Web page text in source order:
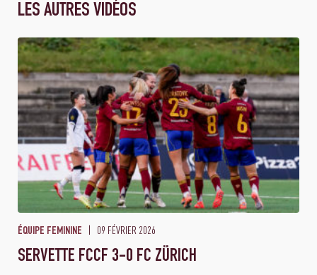
LES AUTRES VIDÉOS
ÉQUIPE FEMININE 09 FÉVRIER 2026
SERVETTE FCCF 3-0 FC ZÜRICH